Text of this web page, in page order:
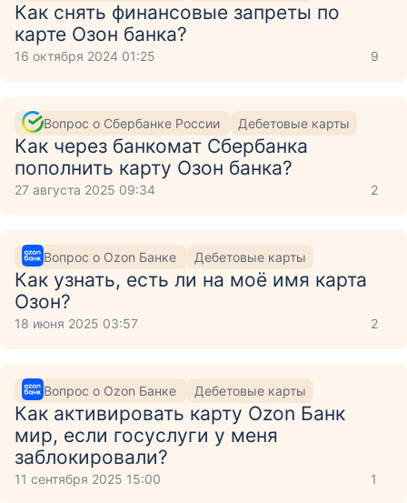
Как снять финансовые запреты по
карте Озон банка?
16 октября 2024 01:25 9
Вопрос о Сбербанке России Дебетовые карты
Как через банкомат Сбербанка
пополнить карту Озон банка?
27 августа 2025 09:34 2
Вопрос о Ozon Банке Дебетовые карты
Как узнать, есть ли на моё имя карта
Озон?
18 июня 2025 03:57 2
Вопрос о Ozon Банке Дебетовые карты
Как активировать карту Ozon Банк
мир, если госуслуги у меня
заблокировали?
11 сентября 2025 15:00 1